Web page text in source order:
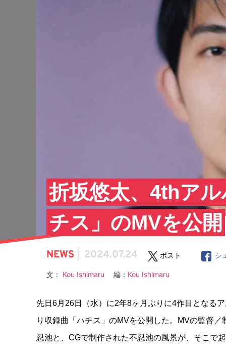
折坂悠太、4thア
チス」のMVを公開
NEWS 2024.07.24 ポスト シ
文： Kou Ishimaru 編： Kou Ishimaru
先⽇6⽉26⽇（⽔）に2年8ヶ⽉ぶりに4作⽬となる
り収録曲「ハチス」のMVを公開した。MVの監督
忍池と、CGで制作された不忍池の⾵景が、そこで